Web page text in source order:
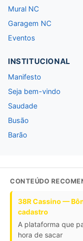
Mural NC
Garagem NC
Eventos
INSTITUCIONAL
Manifesto
Seja bem-vindo
Saudade
Busão
Barão
CONTEÚDO
38R Cassino —
cadastro
A plataforma que
hora de sacar